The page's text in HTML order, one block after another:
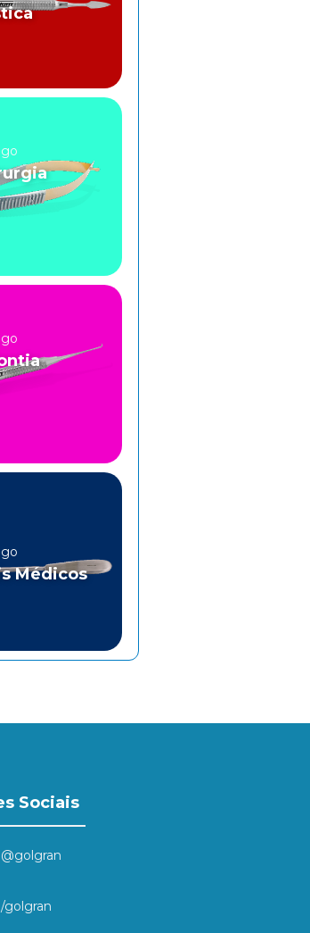
Médicos
Sociais
@golgran
/golgran